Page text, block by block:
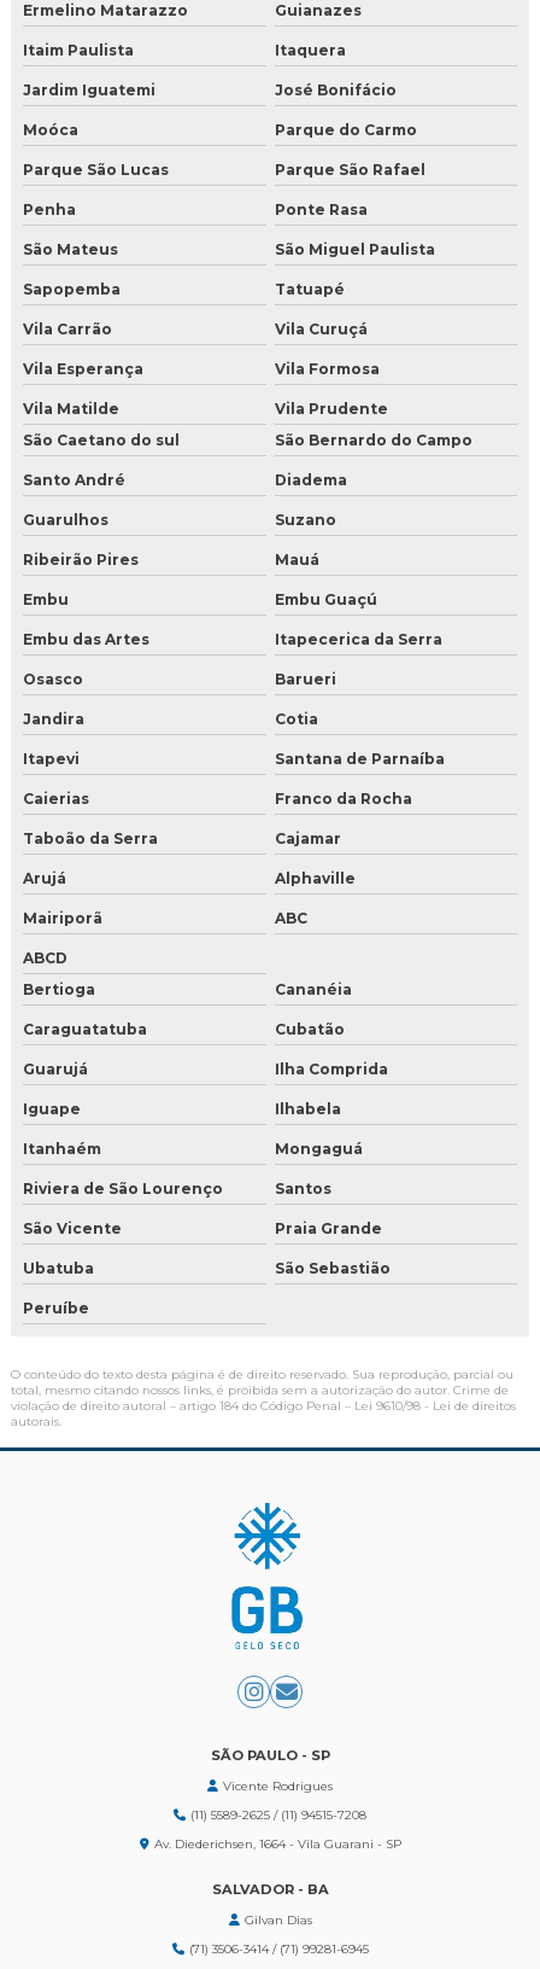
Distribuidor de gelo seco em São Paulo
Distribuidor de gelo seco para jateamento
Distribuidor de gelo seco perto de mim
Distribuidora de gelo seco em BH
Empresa de gelo seco em nuggets
Empresa de gelo seco em São Paulo
Fabricante de gelo seco perto de mim
Fornecedor de gelo seco em nuggets
Fornecedor de gelo seco em Salvador
Gelo seco atacado
Gelo seco em BH
Gelo seco em fortaleza
Gelo seco em Salvador
Gelo seco em São Paulo
Gelo seco nuggets para alimentos
Gelo seco onde comprar preço
Gelo seco para drink
Gelo seco para drinks comprar
Gelo seco para festa
Gelo seco para laboratório
Gelo seco para transporte de produtos perecíveis
Gelo seco pellets
Melhor distribuidor de gelo seco
Ermelino Matarazzo Guianazes
Itaim Paulista Itaquera
Jardim Iguatemi José Bonifácio
Moóca Parque do Carmo
Parque São Lucas Parque São Rafael
Penha Ponte Rasa
São Mateus São Miguel Paulista
Sapopemba Tatuapé
Vila Carrão Vila Curuçá
Vila Esperança Vila Formosa
Vila Matilde
Vila Prudente
São Caetano do sul
São Bernardo do Campo
Santo André Diadema
Guarulhos Suzano
Ribeirão Pires Mauá
Embu Embu Guaçú
Embu das Artes Itapecerica da Serra
Osasco Barueri
Jandira Cotia
Itapevi Santana de Parnaíba
Caierias Franco da Rocha
Taboão da Serra Cajamar
Arujá Alphaville
Mairiporã ABC
ABCD
Bertioga
Cananéia
Caraguatatuba Cubatão
Guarujá Ilha Comprida
Iguape Ilhabela
Itanhaém Mongaguá
Riviera de São Lourenço Santos
São Vicente Praia Grande
Ubatuba São Sebastião
Peruíbe
O conteúdo do texto desta página é de direito reservado. Sua reprodução, parcial ou
total, mesmo citando nossos links, é proibida sem a autorização do autor. Crime de
violação de direito autoral – artigo 184 do Código Penal – Lei 9610/98 - Lei de direitos
autorais.
SÃO PAULO - SP
Vicente Rodrigues
(11) 5589-2625 / (11) 94515-7208
Av. Diederichsen, 1664 - Vila Guarani - SP
SALVADOR - BA
Gilvan Dias
(71) 3506-3414 / (71) 99281-6945